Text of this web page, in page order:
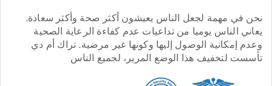
نحن في مهمة لجعل الناس يعيشون أكثر صحة وأكثر سعادة.
يعاني الناس يوميا من تداعيات عدم كفاءة الرعاية الصحية
وعدم إمكانية الوصول إليها وكونها غير مرضية. تراك أم دي
تأسست لتخفيف هذا الوضع المرير، لجميع الناس